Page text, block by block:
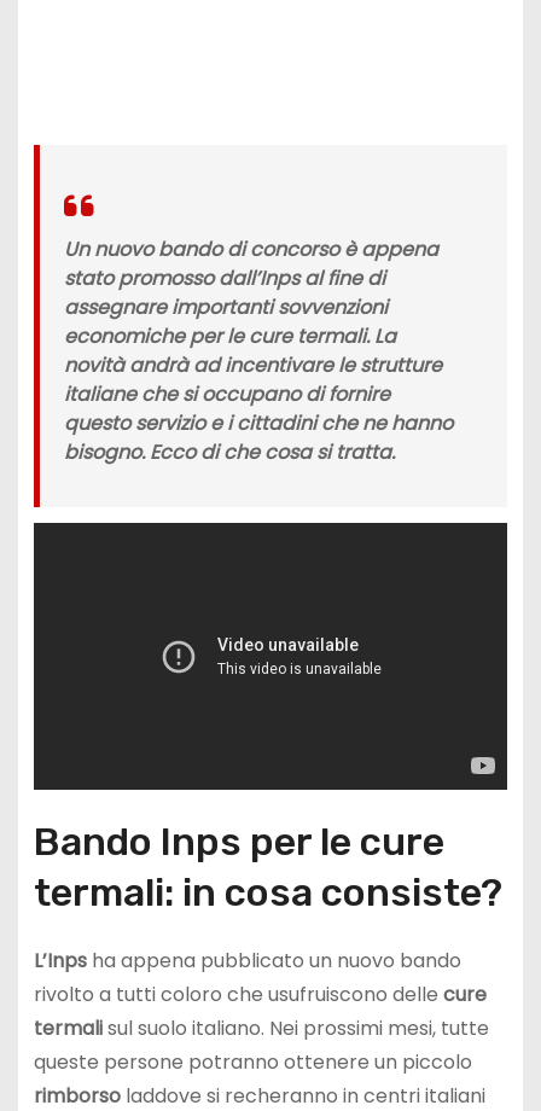
Un nuovobando di concorsoè appena
stato promossodall’Inpsal fine di
assegnare importanti sovvenzioni
economiche per lecure termali.La
novità andrà ad incentivare le strutture
italiane che si occupano di fornire
questo servizio e i cittadini che ne hanno
bisogno. Ecco di che cosa si tratta.
Bando Inps per le cure
termali: in cosa consiste?
L’Inpsha appena pubblicato un nuovo bando
rivolto a tutti coloro che usufruiscono delle cure
termalisul suolo italiano. Nei prossimi mesi, tutte
queste persone potranno ottenere un piccolo
rimborsoladdove si recheranno in centri italiani